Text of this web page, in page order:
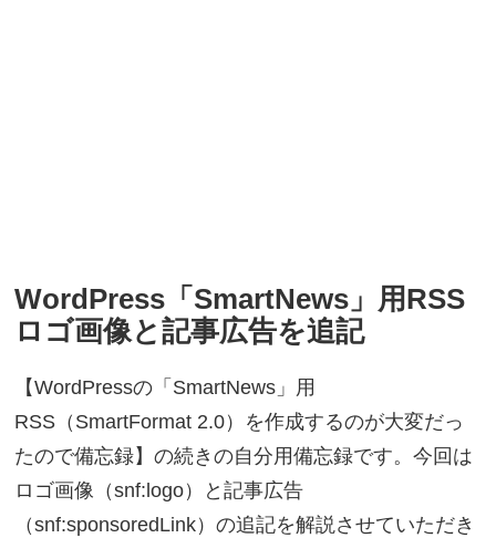
WordPress「SmartNews」用RSS
ロゴ画像と記事広告を追記
【WordPressの「SmartNews」用
RSS（SmartFormat 2.0）を作成するのが大変だっ
たので備忘録】の続きの自分用備忘録です。今回は
ロゴ画像（snf:logo）と記事広告
（snf:sponsoredLink）の追記を解説させていただき